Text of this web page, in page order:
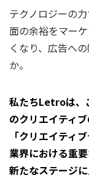
テクノロジーの
面の余裕をマー
くなり、広告へ
か。
私たちLetroは、
のクリエイティ
「クリエイティ
業界における重
新たなステージ